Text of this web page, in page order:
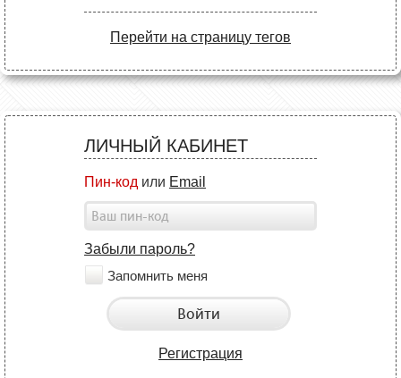
Перейти на страницу тегов
ЛИЧНЫЙ КАБИНЕТ
Пин-код или Email
Забыли пароль?
Запомнить меня
Войти
Регистрация